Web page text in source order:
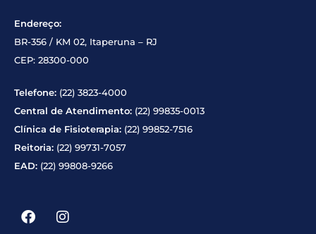
Endereço:
BR-356 / KM 02, Itaperuna – RJ
CEP: 28300-000
Telefone: (22) 3823-4000
Central de Atendimento: (22) 99835-0013
Clínica de Fisioterapia: (22) 99852-7516
Reitoria: (22) 99731-7057
EAD: (22) 99808-9266